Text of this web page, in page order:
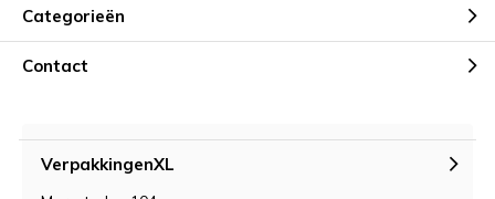
Categorieën
Contact
VerpakkingenXL